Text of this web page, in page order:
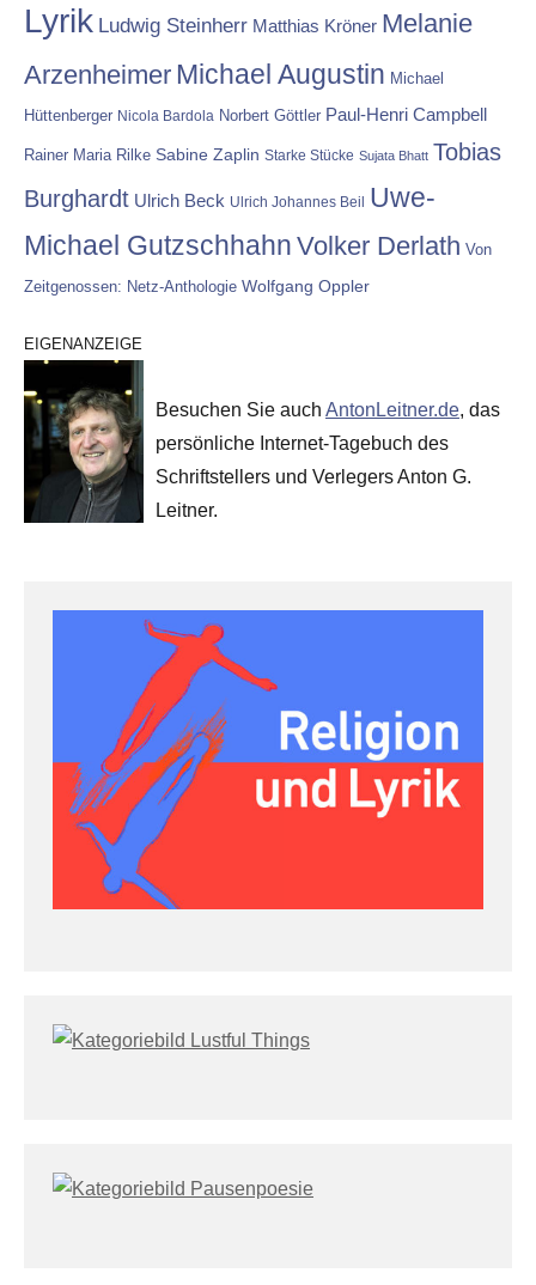
Lyrik Ludwig Steinherr Matthias Kröner Melanie
Arzenheimer Michael Augustin Michael
Hüttenberger Nicola Bardola Norbert Göttler Paul-Henri Campbell
Rainer Maria Rilke Sabine Zaplin Starke Stücke Sujata Bhatt Tobias
Burghardt Ulrich Beck Ulrich Johannes Beil Uwe-
Michael Gutzschhahn Volker Derlath Von
Zeitgenossen: Netz-Anthologie Wolfgang Oppler
EIGENANZEIGE
Besuchen Sie auch AntonLeitner.de, das
persönliche Internet-Tagebuch des
Schriftstellers und Verlegers Anton G.
Leitner.